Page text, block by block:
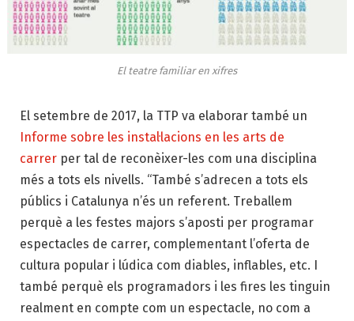
El teatre familiar en xifres
El setembre de 2017, la TTP va elaborar també un
Informe sobre les instal·lacions en les arts de
carrer per tal de reconèixer-les com una disciplina
més a tots els nivells. “També s’adrecen a tots els
públics i Catalunya n’és un referent. Treballem
perquè a les festes majors s’aposti per programar
espectacles de carrer, complementant l’oferta de
cultura popular i lúdica com diables, inflables, etc. I
també perquè els programadors i les fires les tinguin
realment en compte com un espectacle, no com a